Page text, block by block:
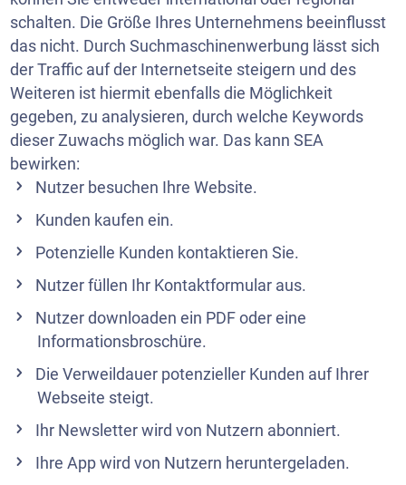
schalten. Die Größe Ihres Unternehmens beeinflusst
das nicht. Durch Suchmaschinenwerbung lässt sich
der Traffic auf der Internetseite steigern und des
Weiteren ist hiermit ebenfalls die Möglichkeit
gegeben, zu analysieren, durch welche Keywords
dieser Zuwachs möglich war. Das kann SEA
bewirken:
Nutzer besuchen Ihre Website.
Kunden kaufen ein.
Potenzielle Kunden kontaktieren Sie.
Nutzer füllen Ihr Kontaktformular aus.
Nutzer downloaden ein PDF oder eine
Informationsbroschüre.
Die Verweildauer potenzieller Kunden auf Ihrer
Webseite steigt.
Ihr Newsletterwird von Nutzern abonniert.
Ihre App wird von Nutzern heruntergeladen.